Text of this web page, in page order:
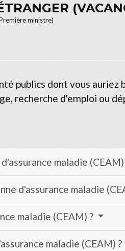
ministre)
publics dont vous
recherche d'emploi ou
maladie (CEAM)
d'assurance maladie
maladie (CEAM) ?
maladie (CEAM) ?